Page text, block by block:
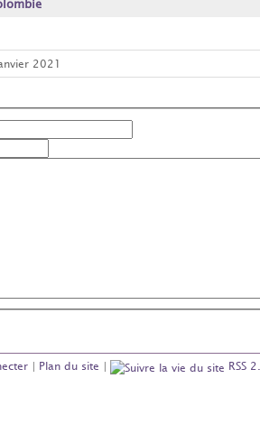
2021
| Plan du site | RSS